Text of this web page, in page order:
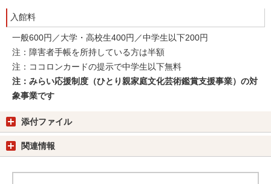
入館料
一般600円／大学・高校生400円／中学生以下200円
注：障害者手帳を所持している方は半額
注：ココロンカードの提示で中学生以下無料
注：みらい応援制度（ひとり親家庭文化芸術鑑賞支援事業）の対
象事業です
添付ファイル
関連情報